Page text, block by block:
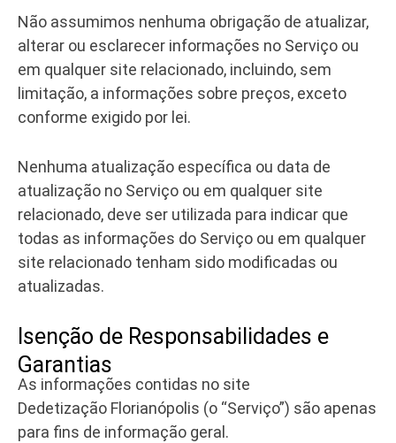
Não assumimos nenhuma obrigação de atualizar,
alterar ou esclarecer informações no Serviço ou
em qualquer site relacionado, incluindo, sem
limitação, a informações sobre preços, exceto
conforme exigido por lei.
Nenhuma atualização específica ou data de
atualização no Serviço ou em qualquer site
relacionado, deve ser utilizada para indicar que
todas as informações do Serviço ou em qualquer
site relacionado tenham sido modificadas ou
atualizadas.
Isenção de Responsabilidades e
Garantias
As informações contidas no site
Dedetização Florianópolis (o “Serviço”) são apenas
para fins de informação geral.